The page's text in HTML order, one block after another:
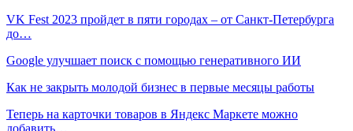
VK Fest 2023 пройдет в пяти городах – от Санкт-Петербурга
до…
Google улучшает поиск с помощью генеративного ИИ
Как не закрыть молодой бизнес в первые месяцы работы
Теперь на карточки товаров в Яндекс Маркете можно
добавить…